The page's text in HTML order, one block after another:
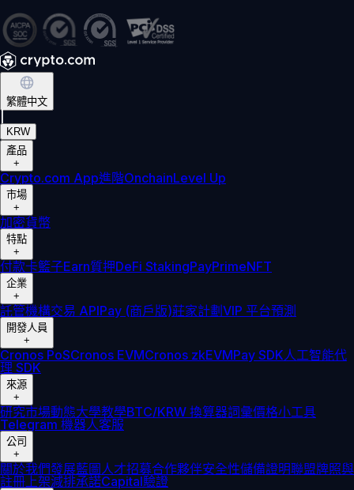
繁體中文
KRW
產品
+
Crypto.com App進階OnchainLevel Up
市場
+
加密貨幣
特點
+
付款卡籃子Earn質押DeFi StakingPayPrimeNFT
企業
+
託管機構交易 APIPay (商戶版)莊家計劃VIP 平台預測
開發人員
+
Cronos PoSCronos EVMCronos zkEVMPay SDK人工智能代
理 SDK
來源
+
研究市場動態大學教學BTC/KRW 換算器詞彙價格小工具
Telegram 機器人客服
公司
+
關於我們發展藍圖人才招募合作夥伴安全性儲備證明聯盟牌照與
註冊 上架減排承諾Capital驗證